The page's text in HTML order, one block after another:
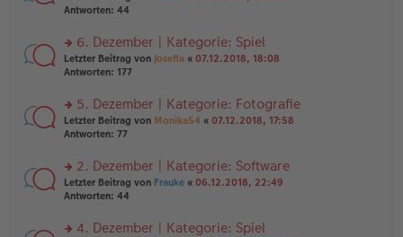
g
er
tr
a
g
el
e
n
er
tr
a
g
te
n
g
el
e
n
er
tr
a
g
Antworten: 44
rs
te
n
g
el
e
n
er
tr
6. Dezember | Kategorie: Spiel
Letzter Beitrag von Josefia « 07.12.2018, 18:08
Antworten: 177
rs
te
n
g
el
e
5. Dezember | Kategorie: Fotografie
Letzter Beitrag von Monika54 « 07.12.2018, 17:58
Antworten: 77
rs
te
2. Dezember | Kategorie: Software
Letzter Beitrag von Frauke « 06.12.2018, 22:49
Antworten: 44
4. Dezember | Kategorie: Spiel